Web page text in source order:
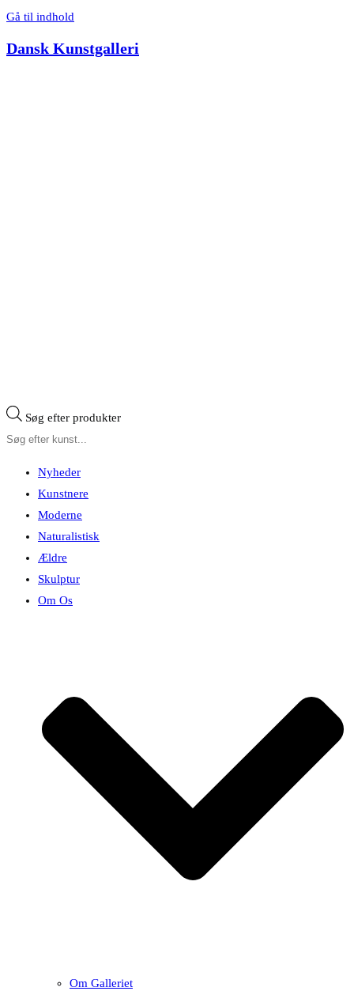
Gå til indhold
Dansk Kunstgalleri
Søg efter produkter
Nyheder
Kunstnere
Moderne
Naturalistisk
Ældre
Skulptur
Om Os
Om Galleriet